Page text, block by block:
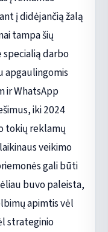
į didėjančią žalą
tampa šių
specialią darbo
apgaulingomis
ir WhatsApp
iki 2024
tokių reklamų
veikimo
gali būti
buvo paleista,
apimtis vėl
strateginio